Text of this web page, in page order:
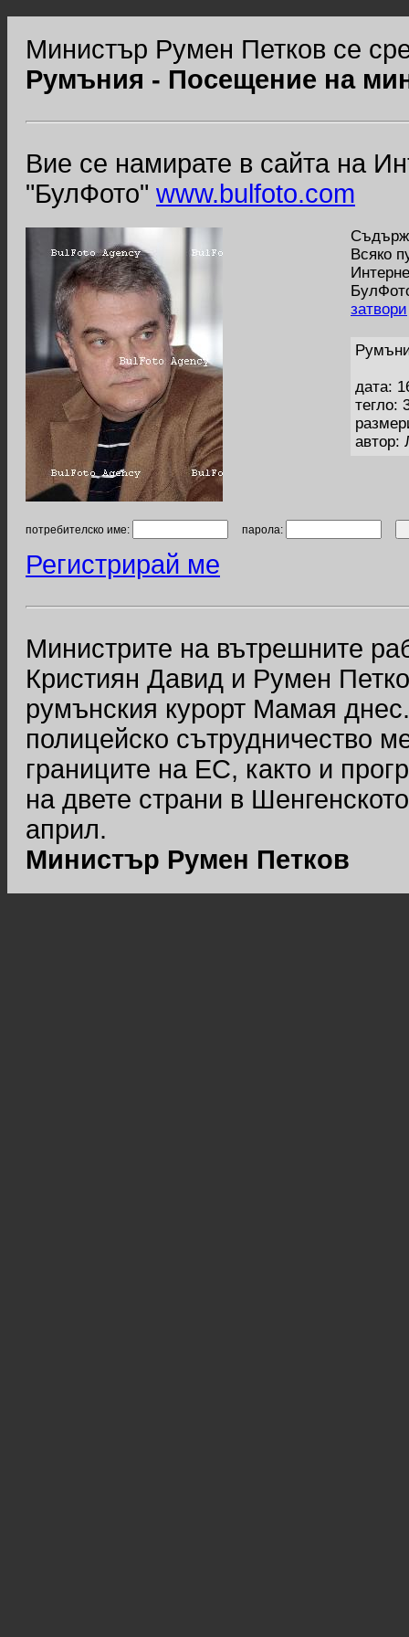
Министър Румен Петков се
Румъния - Посещение на
Вие се намирате в сайта на
"БулФото" www.bulfoto.com
Всяко
затвори
дата:
тегло:
автор:
потребителско име: парола:
Регистрирай ме
Министрите на вътрешните
Кристиян Давид и Румен
румънския курорт Мамая
полицейско сътрудничество
границите на ЕС, както и
на двете страни в
април.
Министър Румен Петков